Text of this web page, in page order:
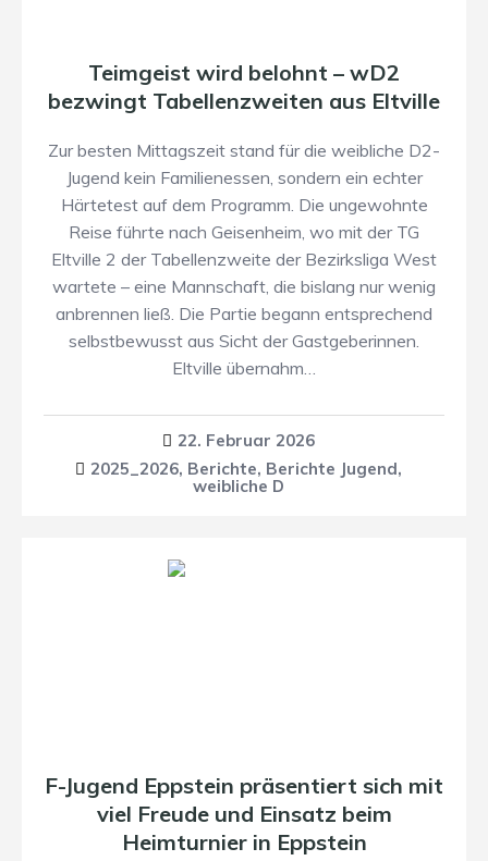
Teimgeist wird belohnt – wD2
bezwingt Tabellenzweiten aus Eltville
Zur besten Mittagszeit stand für die weibliche D2-
Jugend kein Familienessen, sondern ein echter
Härtetest auf dem Programm. Die ungewohnte
Reise führte nach Geisenheim, wo mit der TG
Eltville 2 der Tabellenzweite der Bezirksliga West
wartete – eine Mannschaft, die bislang nur wenig
anbrennen ließ. Die Partie begann entsprechend
selbstbewusst aus Sicht der Gastgeberinnen.
Eltville übernahm…
22. Februar 2026
2025_2026, Berichte, Berichte Jugend,
weibliche D
F-Jugend Eppstein präsentiert sich mit
viel Freude und Einsatz beim
Heimturnier in Eppstein